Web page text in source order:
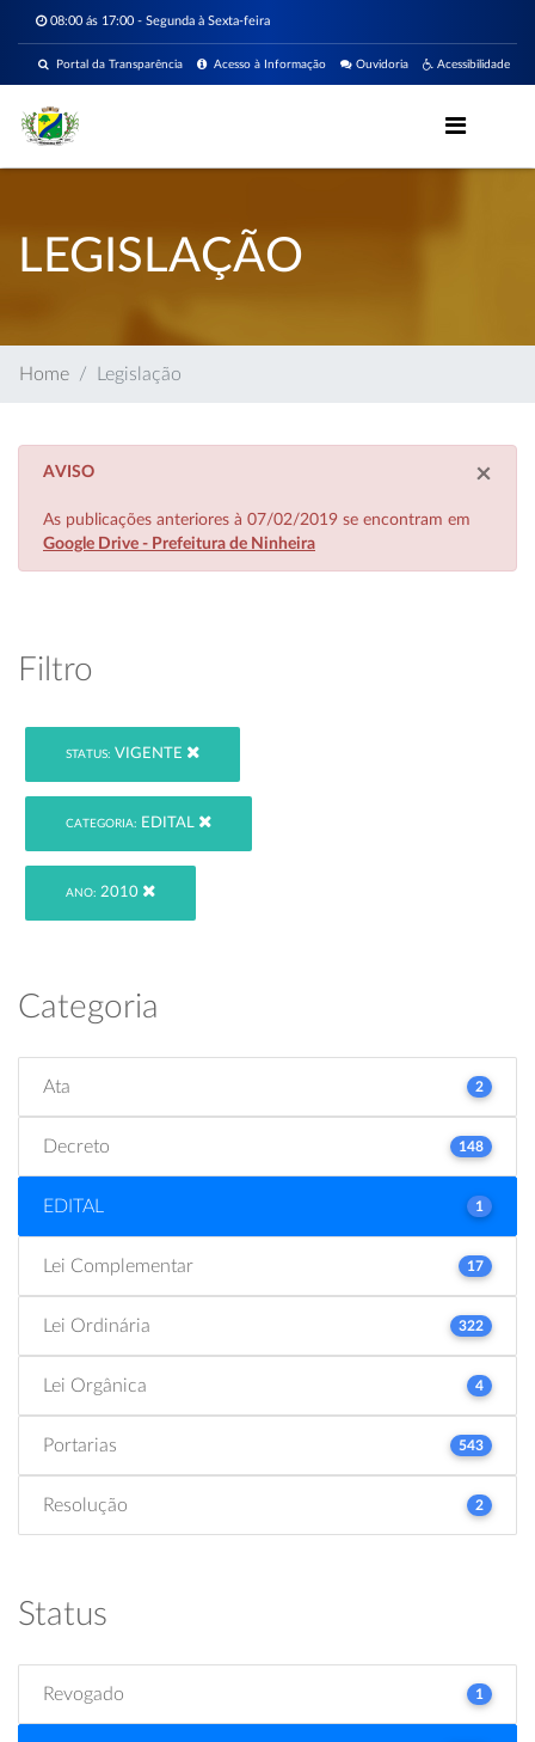
08:00 ás 17:00 - Segunda à Sexta-feira
Acessibilidade
Ouvidoria
Acesso à Informação
Portal da Transparência
LEGISLAÇÃO
Home Legislação
×
AVISO
As publicações anteriores à 07/02/2019 se encontram em
Google Drive - Prefeitura de Ninheira
Filtro
STATUS: VIGENTE
CATEGORIA: EDITAL
ANO: 2010
Categoria
Ata 2
Decreto 148
EDITAL 1
Lei Complementar 17
Lei Ordinária 322
Lei Orgânica 4
Portarias 543
Resolução 2
Status
Revogado 1